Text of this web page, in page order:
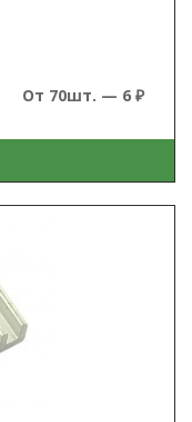
От 70шт. — 6 ₽